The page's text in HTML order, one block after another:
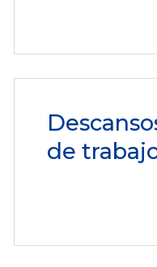
de